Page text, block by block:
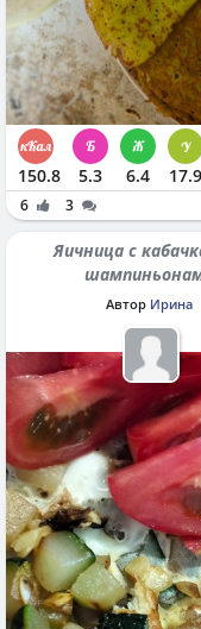
150.8 5.3 6.4 17.9
6 3
Яичница с кабачками и
Автор Ирина